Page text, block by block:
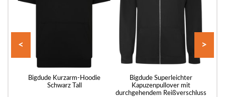
Bigdude Kurzarm-Hoodie
Schwarz Tall
Bigdude Superleichter
Kapuzenpullover mit
durchgehendem Reißverschluss
< >